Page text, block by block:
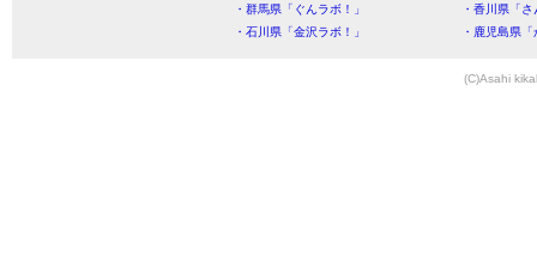
・群馬県「ぐんラボ！」
・香川県「
・石川県「金沢ラボ！」
・鹿児島県
(C)Asahi